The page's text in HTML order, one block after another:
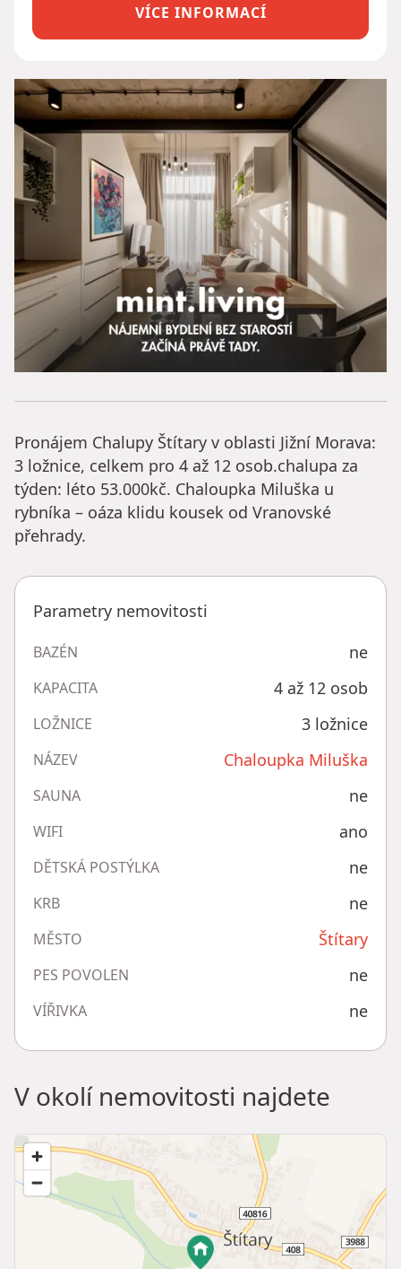
VÍCE INFORMACÍ
Pronájem Chalupy Štítary v oblasti Jižní Morava:
3 ložnice, celkem pro 4 až 12 osob.chalupa za
týden: léto 53.000kč. Chaloupka Miluška u
rybníka – oáza klidu kousek od Vranovské
přehrady.
Parametry nemovitosti
BAZÉN ne
KAPACITA 4 až 12 osob
LOŽNICE 3 ložnice
NÁZEV Chaloupka Miluška
SAUNA ne
WIFI ano
DĚTSKÁ POSTÝLKA ne
KRB ne
MĚSTO Štítary
PES POVOLEN ne
VÍŘIVKA ne
V okolí nemovitosti najdete